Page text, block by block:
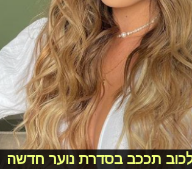
תככב בסדרת נוער חדשה